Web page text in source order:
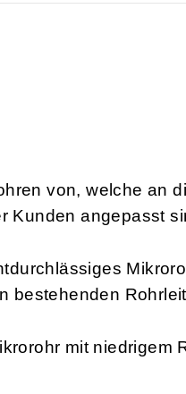
von, welche an
Kunden angepasst
bestehenden
mit niedrigem